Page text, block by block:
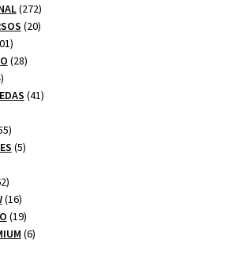
272272
productos
2020
101
productos
2828
24
productos
4141
155
productos
55
62
productos
1616
productos
1919
productos
66